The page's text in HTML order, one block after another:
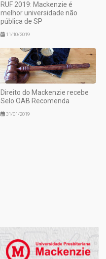
RUF 2019: Mackenzie é
melhor universidade não
pública de SP
11/10/2019
Direito do Mackenzie recebe
Selo OAB Recomenda
31/01/2019